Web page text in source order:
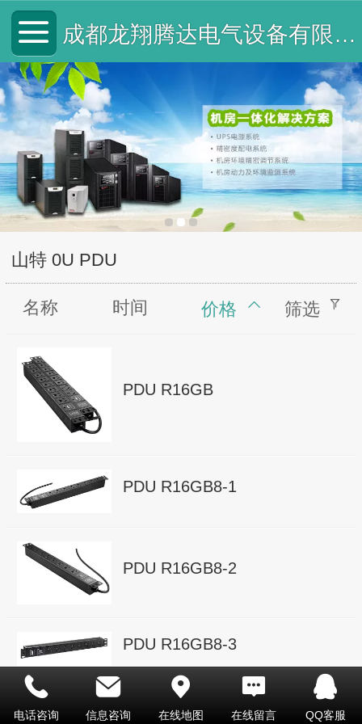
成都龙翔腾达电气设备有限公司
山特 0U PDU
名称 时间 价格 筛选
PDU R16GB
PDU R16GB8-1
PDU R16GB8-2
PDU R16GB8-3
电话咨询 信息咨询 在线地图 在线留言 QQ客服